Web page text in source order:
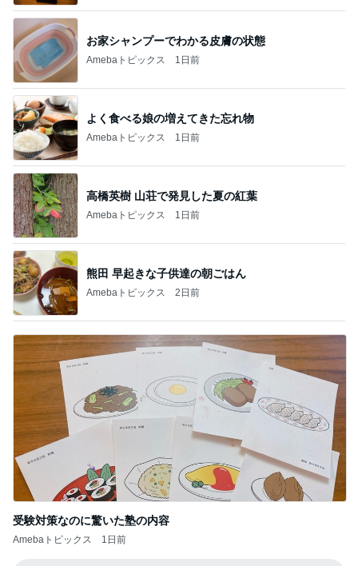
お家シャンプーでわかる皮膚の状態
Amebaトピックス 1日前
よく食べる娘の増えてきた忘れ物
Amebaトピックス 1日前
高橋英樹 山荘で発見した夏の紅葉
Amebaトピックス 1日前
熊田 早起きな子供達の朝ごはん
Amebaトピックス 2日前
受験対策なのに驚いた塾の内容
Amebaトピックス 1日前